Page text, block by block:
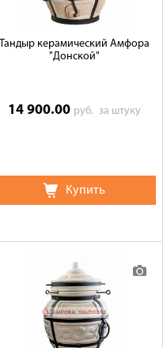
Тандыр керамический Амфора
"Донской"
14 900.00 руб. за штуку
Купить